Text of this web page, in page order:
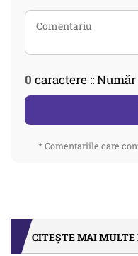
0 caractere ::
* Comentariile care
CITEȘTE MAI MULTE